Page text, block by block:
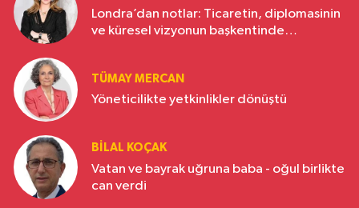
Londra’dan notlar: Ticaretin, diplomasinin
ve küresel vizyonun başkentinde
TÜMAY MERCAN
Yöneticilikte yetkinlikler dönüştü
BILAL KOÇAK
Vatan ve bayrak uğruna baba - oğul birlikte
can verdi